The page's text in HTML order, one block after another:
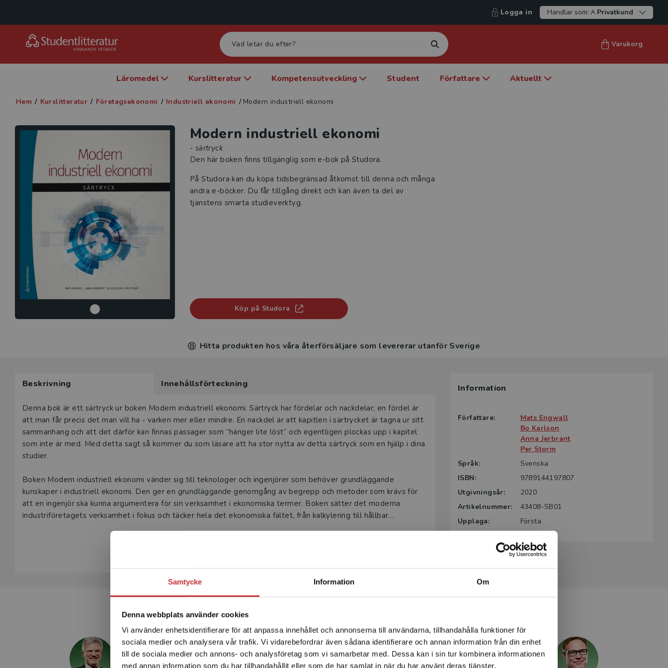
Samtycke Information Om
Denna webbplats använder cookies
Vi använder enhetsidentifierare för att anpassa innehållet och annonserna till användarna, tillhandahålla funktioner för
sociala medier och analysera vår trafik. Vi vidarebefordrar även sådana identifierare och annan information från din enhet
till de sociala medier och annons- och analysföretag som vi samarbetar med. Dessa kan i sin tur kombinera informationen
med annan information som du har tillhandahållit eller som de har samlat in när du har använt deras tjänster.
Begränsad fraktregion
Det verkar som att du besöker studentlitteratur.se via en
enhet utanför Sverige. Vi erbjuder inte leveranser utanför
Sverige. För att kunna slutföra ett köp måste
Logga in Handlar som: Privatkund
Varukorg
Läromedel Kurslitteratur Kompetensutveckling Student Författare Aktuellt
Hem / Kurslitteratur / Företagsekonomi / Industriell ekonomi / Modern industriell ekonomi
Modern industriell ekonomi
- särtryck
Den här boken finns tillgänglig som e-bok på Studora.
På Studora kan du köpa tidsbegränsad åtkomst till denna och många
andra e-böcker. Du får tillgång direkt och kan även ta del av
tjänstens smarta studieverktyg.
Köp på Studora
Hitta produkten hos våra återförsäljare som levererar utanför Sverige
Beskrivning Innehållsförteckning
Beskrivning
Denna bok är ett särtryck ur boken Modern industriell ekonomi. Särtryck har fördelar och nackdelar; en fördel är
att man får precis det man vill ha - varken mer eller mindre. En nackdel är att kapitlen i särtrycket är tagna ur sitt
sammanhang och att det därför kan finnas passager som ”hänger lite löst” och egentligen plockas upp i kapitel
som inte är med. Med detta sagt så kommer du som läsare att ha stor nytta av detta särtryck som en hjälp i dina
studier.
Boken Modern industriell ekonomi vänder sig till teknologer och ingenjörer som behöver grundläggande
kunskaper i industriell ekonomi. Den ger en grundläggande genomgång av begrepp och metoder som krävs för
att en ingenjör ska kunna argumentera för sin verksamhet i ekonomiska termer. Boken sätter det moderna
industriföretagets verksamhet i fokus och täcker hela det ekonomiska fältet, från kalkylering till hållbar
Information
Författare:
Mats Engwall
Bo Karlson
Anna Jerbrant
Per Storm
Språk:
Svenska
ISBN:
9789144197807
Utgivningsår:
2020
Artikelnummer:
43408-SB01
Upplaga:
Första